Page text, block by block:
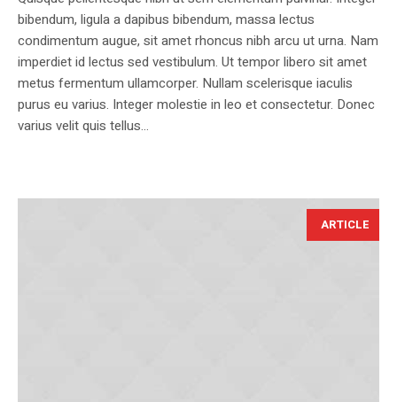
bibendum, ligula a dapibus bibendum, massa lectus
condimentum augue, sit amet rhoncus nibh arcu ut urna. Nam
imperdiet id lectus sed vestibulum. Ut tempor libero sit amet
metus fermentum ullamcorper. Nullam scelerisque iaculis
purus eu varius. Integer molestie in leo et consectetur. Donec
varius velit quis tellus...
ARTICLE